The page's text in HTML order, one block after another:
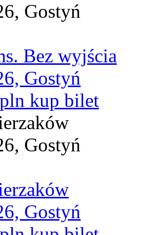
Gostyń
Bez wyjścia
Gostyń
kup bilet
Gostyń
Gostyń